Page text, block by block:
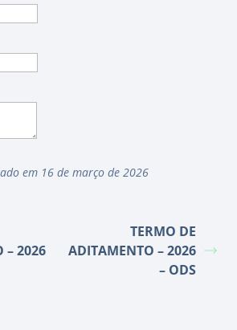
em 16 de março de 2026
– 2026
TERMO DE
ADITAMENTO – 2026
– ODS